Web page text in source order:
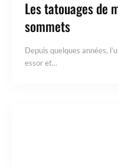
Les tatouages de
sommets
Depuis quelques années,
essor et...